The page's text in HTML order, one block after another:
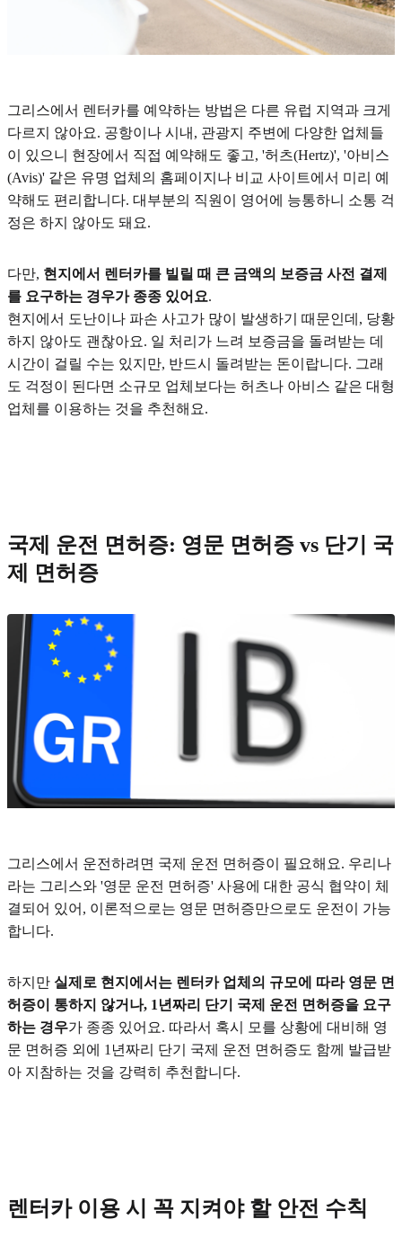
그리스에서 렌터카를 예약하는 방법은 다른 유럽 지역과 크게
다르지 않아요. 공항이나 시내, 관광지 주변에 다양한 업체들
이 있으니 현장에서 직접 예약해도 좋고, '허츠(Hertz)', '아비스
(Avis)' 같은 유명 업체의 홈페이지나 비교 사이트에서 미리 예
약해도 편리합니다. 대부분의 직원이 영어에 능통하니 소통 걱
정은 하지 않아도 돼요.
다만, 현지에서 렌터카를 빌릴 때 큰 금액의 보증금 사전 결제
를 요구하는 경우가 종종 있어요.
현지에서 도난이나 파손 사고가 많이 발생하기 때문인데, 당황
하지 않아도 괜찮아요. 일 처리가 느려 보증금을 돌려받는 데
시간이 걸릴 수는 있지만, 반드시 돌려받는 돈이랍니다. 그래
도 걱정이 된다면 소규모 업체보다는 허츠나 아비스 같은 대형
업체를 이용하는 것을 추천해요.
국제 운전 면허증: 영문 면허증 vs 단기 국
제 면허증
그리스에서 운전하려면 국제 운전 면허증이 필요해요. 우리나
라는 그리스와 '영문 운전 면허증' 사용에 대한 공식 협약이 체
결되어 있어, 이론적으로는 영문 면허증만으로도 운전이 가능
합니다.
하지만 실제로 현지에서는 렌터카 업체의 규모에 따라 영문 면
허증이 통하지 않거나, 1년짜리 단기 국제 운전 면허증을 요구
하는 경우가 종종 있어요. 따라서 혹시 모를 상황에 대비해 영
문 면허증 외에 1년짜리 단기 국제 운전 면허증도 함께 발급받
아 지참하는 것을 강력히 추천합니다.
렌터카 이용 시 꼭 지켜야 할 안전 수칙